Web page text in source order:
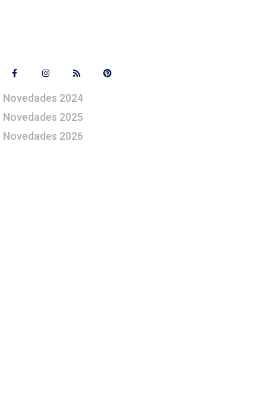
Novedades 2024
Novedades 2025
Novedades 2026